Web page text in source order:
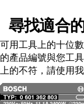
尋找適合
可用工具上的十位
的產品編號與您工
上的不符，請使用